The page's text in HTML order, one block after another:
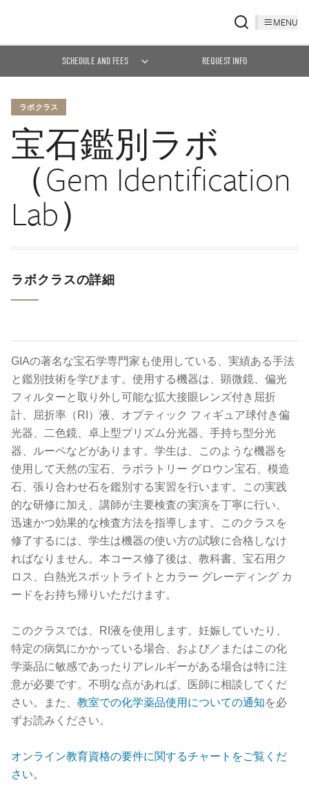
MENU
SCHEDULE AND FEES REQUEST INFO
ラボクラス
宝石鑑別ラボ
（Gem Identification
Lab）
ラボクラスの詳細
GIAの著名な宝石学専門家も使用している、実績ある手法
と鑑別技術を学びます。使用する機器は、顕微鏡、偏光
フィルターと取り外し可能な拡大接眼レンズ付き屈折
計、屈折率（RI）液、オプティック フィギュア球付き偏
光器、二色鏡、卓上型プリズム分光器、手持ち型分光
器、ルーペなどがあります。学生は、このような機器を
使用して天然の宝石、ラボラトリー グロウン宝石、模造
石、張り合わせ石を鑑別する実習を行います。この実践
的な研修に加え、講師が主要検査の実演を丁寧に行い、
迅速かつ効果的な検査方法を指導します。このクラスを
修了するには、学生は機器の使い方の試験に合格しなけ
ればなりません。本コース修了後は、教科書、宝石用ク
ロス、白熱光スポットライトとカラー グレーディング カ
ードをお持ち帰りいただけます。
このクラスでは、RI液を使用します。妊娠していたり、
特定の病気にかかっている場合、および／またはこの化
学薬品に敏感であったりアレルギーがある場合は特に注
意が必要です。不明な点があれば、医師に相談してくだ
さい。また、 教室での化学薬品使用についての通知を必
ずお読みください。
オンライン教育資格の要件に関するチャートをご覧くだ
さい。